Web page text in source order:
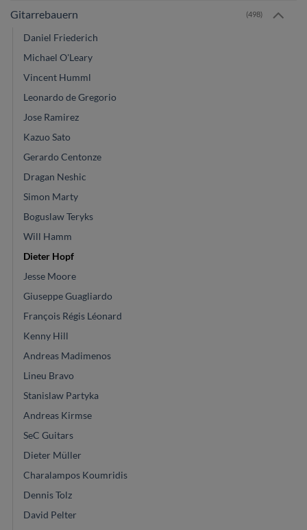
Gitarrebauern (498)
Daniel Friederich
Michael O'Leary
Vincent Humml
Leonardo de Gregorio
Jose Ramirez
Kazuo Sato
Gerardo Centonze
Dragan Neshic
Simon Marty
Boguslaw Teryks
Will Hamm
Dieter Hopf
Jesse Moore
Giuseppe Guagliardo
François Régis Léonard
Kenny Hill
Andreas Madimenos
Lineu Bravo
Stanislaw Partyka
Andreas Kirmse
SeC Guitars
Dieter Müller
Charalampos Koumridis
Dennis Tolz
David Pelter